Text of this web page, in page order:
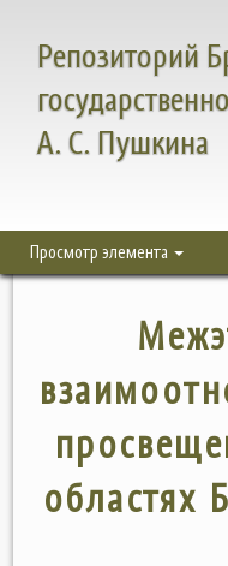
Репозиторий
А. С. Пушкина
Просмотр элемента
областях